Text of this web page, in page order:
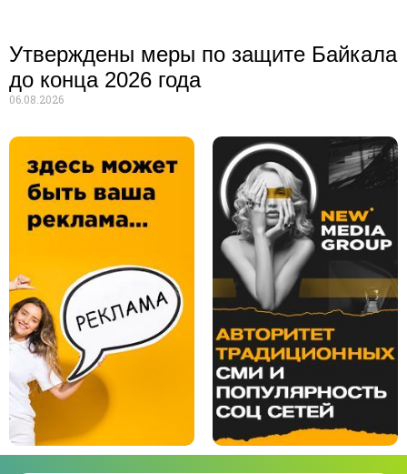
Утверждены меры по защите Байкала
до конца 2026 года
06.08.2026